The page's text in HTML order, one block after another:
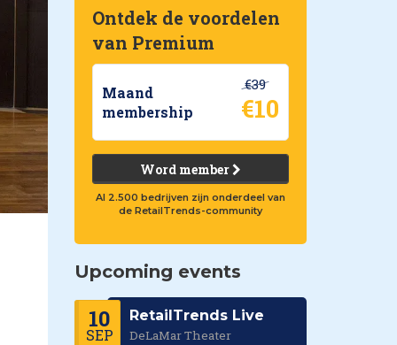
Ontdek de voordelen
van Premium
Maand
membership
€39
€10
Word member
Al 2.500 bedrijven zijn onderdeel van
de RetailTrends-community
Upcoming events
10
SEP
RetailTrends Live
DeLaMar Theater